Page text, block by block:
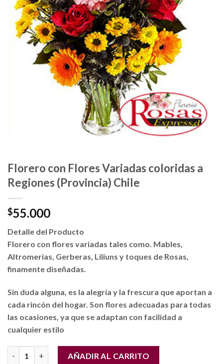
Florero con Flores Variadas coloridas a
Regiones (Provincia) Chile
$55.000
Detalle del Producto
Florero con flores variadas tales como. Mables,
Altromerias, Gerberas, Liliuns y toques de Rosas,
finamente diseñadas.
Sin duda alguna, es la alegría y la frescura que aportan a
cada rincón del hogar. Son flores adecuadas para todas
las ocasiones, ya que se adaptan con facilidad a
cualquier estilo
Florero con Flores Variadas coloridas a Regiones (Provincia)
AÑADIR AL CARRITO